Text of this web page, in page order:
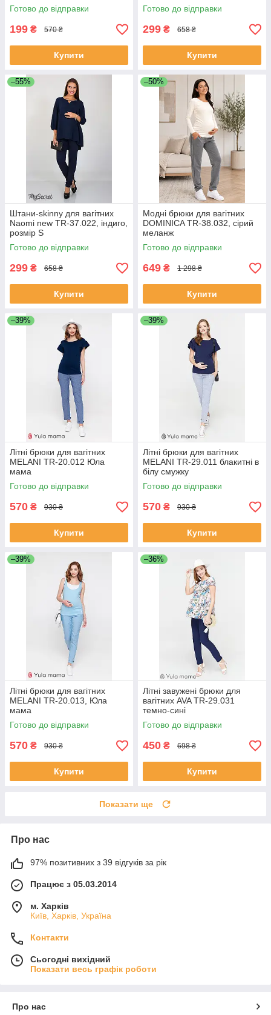
Готово до відправки
199 ₴ 570 ₴
Купити
Готово до відправки
299 ₴ 658 ₴
Купити
–55%
Штани-skinny для вагітних
Naomi new TR-37.022, індиго,
розмір S
Готово до відправки
299 ₴ 658 ₴
Купити
–50%
Модні брюки для вагітних
DOMINICA TR-38.032, сірий
меланж
Готово до відправки
649 ₴ 1 298 ₴
Купити
–39%
Літні брюки для вагітних
MELANI TR-20.012 Юла
мама
Готово до відправки
570 ₴ 930 ₴
Купити
–39%
Літні брюки для вагітних
MELANI TR-29.011 блакитні в
білу смужку
Готово до відправки
570 ₴ 930 ₴
Купити
–39%
Літні брюки для вагітних
MELANI TR-20.013, Юла
мама
Готово до відправки
570 ₴ 930 ₴
Купити
–36%
Літні завужені брюки для
вагітних AVA TR-29.031
темно-сині
Готово до відправки
450 ₴ 698 ₴
Купити
Показати ще
Про нас
97% позитивних з 39 відгуків за рік
Працює з 05.03.2014
м. Харків
Київ, Харків, Україна
Контакти
Сьогодні вихідний
Показати весь графік роботи
Про нас